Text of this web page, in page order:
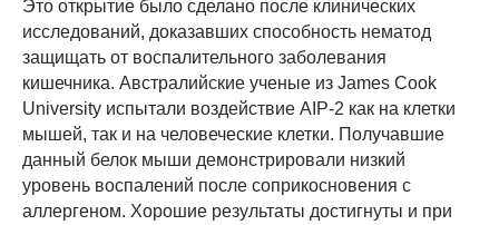
Это открытие было сделано после клинических
исследований, доказавших способность нематод
защищать от воспалительного заболевания
кишечника. Австралийские ученые из James Cook
University испытали воздействие AIP-2 как на клетки
мышей, так и на человеческие клетки. Получавшие
данный белок мыши демонстрировали низкий
уровень воспалений после соприкосновения с
аллергеном. Хорошие результаты достигнуты и при